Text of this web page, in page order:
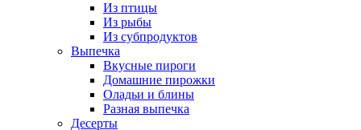
Из птицы
Из рыбы
Из субпродуктов
Выпечка
Вкусные пироги
Домашние пирожки
Оладьи и блины
Разная выпечка
Десерты